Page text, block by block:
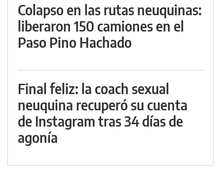
Colapso en las rutas neuquinas:
liberaron 150 camiones en el
Paso Pino Hachado
Final feliz: la coach sexual
neuquina recuperó su cuenta
de Instagram tras 34 días de
agonía